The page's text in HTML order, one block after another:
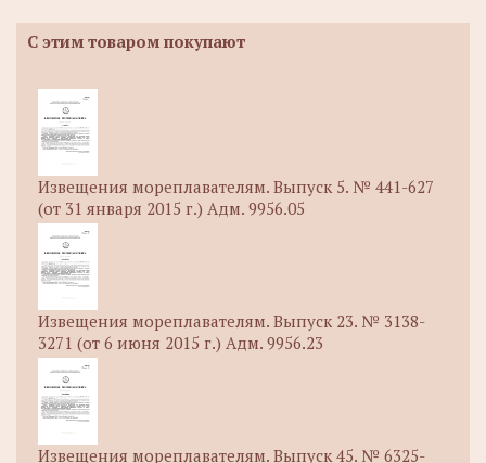
С этим товаром покупают
Извещения мореплавателям. Выпуск 5. № 441-627
(от 31 января 2015 г.) Адм. 9956.05
Извещения мореплавателям. Выпуск 23. № 3138-
3271 (от 6 июня 2015 г.) Адм. 9956.23
Извещения мореплавателям. Выпуск 45. № 6325-